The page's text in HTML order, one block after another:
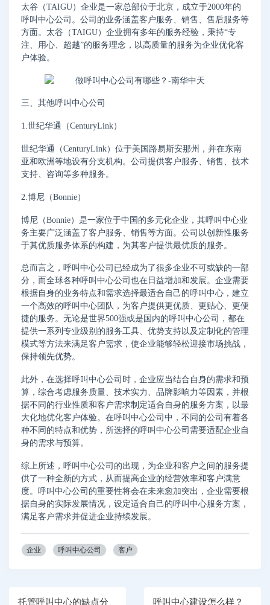
太谷（TAIGU）企业是一家总部位于北京，成立于2000年的
呼叫中心公司。公司的业务涵盖客户服务、销售、售后服务等
方面。太谷（TAIGU）企业拥有多年的服务经验，秉持“专
注、用心、超越”的服务理念，以高质量的服务为企业优化客
户体验。
三、其他呼叫中心公司
1.世纪华通（CenturyLink）
世纪华通（CenturyLink）位于美国路易斯安那州，并在东南
亚和欧洲等地设有分支机构。公司提供客户服务、销售、技术
支持、咨询等多种服务。
2.博尼（Bonnie）
博尼（Bonnie）是一家位于中国的多元化企业，其呼叫中心业
务主要广泛涵盖了客户服务、销售等方面。公司以创新性服务
于其优质服务体系的构建，为其客户提供最优质的服务。
总而言之，呼叫中心公司已经成为了很多企业不可或缺的一部
分，而全球各种呼叫中心公司也在日益增加和发展。企业需要
根据自身的业务特点和需求选择最适合自己的呼叫中心，建立
一个高效的呼叫中心团队，为客户提供更优质、更贴心、更便
捷的服务。无论是世界500强或是国内的呼叫中心公司，都在
提供一系列专业级别的服务工具、优势支持以及定制化的管理
模式等方法来满足客户需求，使企业能够轻松迎接市场挑战，
保持领先优势。
此外，在选择呼叫中心公司时，企业应当结合自身的需求和预
算，综合考虑服务质量、技术实力、品牌影响力等因素，并根
据不同的行业性质和客户需求制定适合自身的服务方案，以最
大化地优化客户体验。在呼叫中心公司中，不同的公司有着各
种不同的特点和优势，所选择的呼叫中心公司需要适配企业自
身的需求与预算。
综上所述，呼叫中心公司的出现，为企业和客户之间的服务提
供了一种全新的方式，从而提高企业的经营效率和客户满意
度。呼叫中心公司的重要性将会在未来愈加突出，企业需要根
据自身的实际发展情况，设定适合自己的呼叫中心服务方案，
满足客户需求并促进企业持续发展。
企业 呼叫中心公司 客户
托管呼叫中心的缺点分 呼叫中心建设怎么样？